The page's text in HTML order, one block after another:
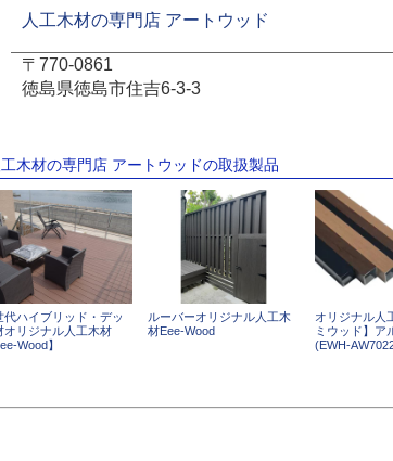
人工木材の専門店 アートウッド
〒770-0861
徳島県徳島市住吉6-3-3
木材の専門店 アートウッドの取扱製品
代ハイブリッド・デッ
オリジナル人工木材
Wood】
ルーバーオリジナル人工木
材Eee-Wood
オリジナル人
ミウッド】ア
(EWH-